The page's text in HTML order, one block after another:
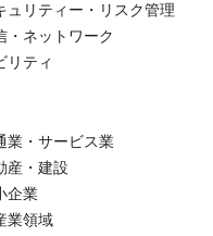
ュリティー・リスク管理
・ネットワーク
リティ
業・サービス業
産・建設
企業
業領域